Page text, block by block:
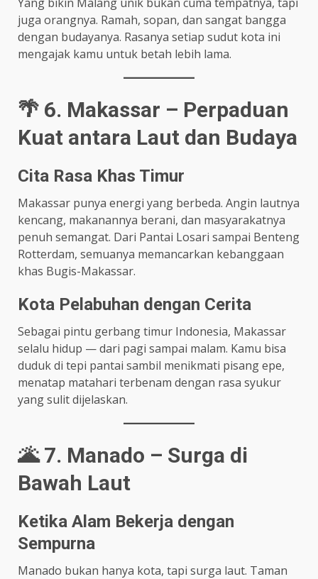
juga orangnya. Ramah, sopan, dan sangat bangga
dengan budayanya. Rasanya setiap sudut kota ini
mengajak kamu untuk betah lebih lama.
🌴 6. Makassar – Perpaduan
Kuat antara Laut dan Budaya
Cita Rasa Khas Timur
Makassar punya energi yang berbeda. Angin lautnya
kencang, makanannya berani, dan masyarakatnya
penuh semangat. Dari Pantai Losari sampai Benteng
Rotterdam, semuanya memancarkan kebanggaan
khas Bugis-Makassar.
Kota Pelabuhan dengan Cerita
Sebagai pintu gerbang timur Indonesia, Makassar
selalu hidup — dari pagi sampai malam. Kamu bisa
duduk di tepi pantai sambil menikmati pisang epe,
menatap matahari terbenam dengan rasa syukur
yang sulit dijelaskan.
🌋 7. Manado – Surga di
Bawah Laut
Ketika Alam Bekerja dengan
Sempurna
Manado bukan hanya kota, tapi surga laut. Taman